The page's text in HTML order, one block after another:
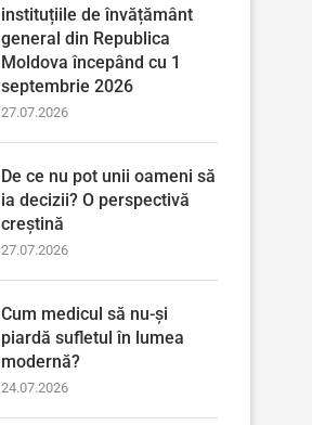
instituțiile de învățământ
general din Republica
Moldova începând cu 1
septembrie 2026
27.07.2026
De ce nu pot unii oameni să
ia decizii? O perspectivă
creștină
27.07.2026
Cum medicul să nu-și
piardă sufletul în lumea
modernă?
24.07.2026